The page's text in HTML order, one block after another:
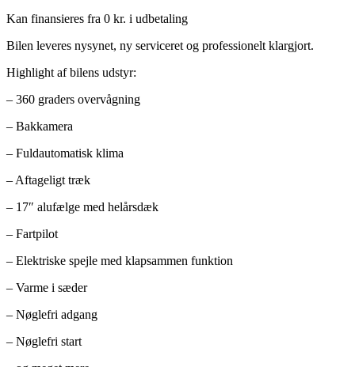
Kan finansieres fra 0 kr. i udbetaling
Bilen leveres nysynet, ny serviceret og professionelt klargjort.
Highlight af bilens udstyr:
– 360 graders overvågning
– Bakkamera
– Fuldautomatisk klima
– Aftageligt træk
– 17″ alufælge med helårsdæk
– Fartpilot
– Elektriske spejle med klapsammen funktion
– Varme i sæder
– Nøglefri adgang
– Nøglefri start